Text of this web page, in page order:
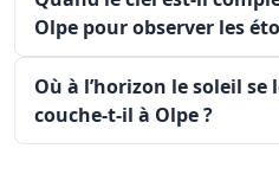
Olpe pour observer les
Où à l’horizon le soleil se
couche-t-il à Olpe ?